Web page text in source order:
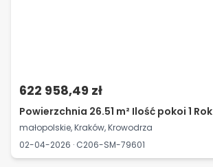
622 958,49 zł
Powierzchnia 26.51 m² Ilość pokoi 1
małopolskie, Kraków, Krowodrza
02-04-2026 · C206-SM-79601